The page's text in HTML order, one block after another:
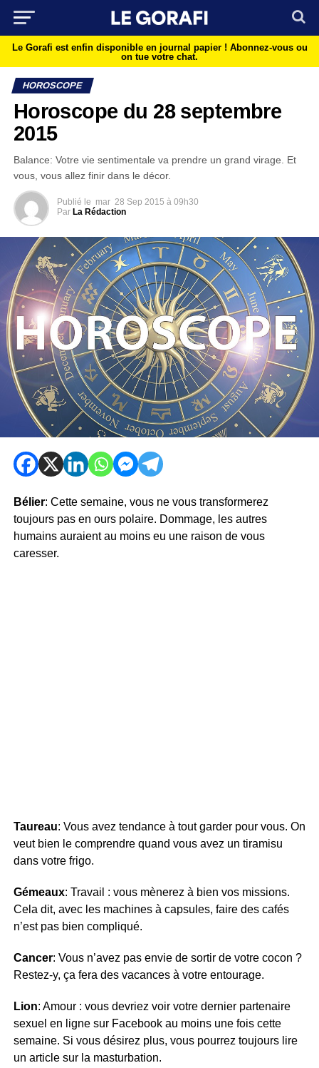
Le Gorafi est enfin disponible en journal papier ! Abonnez-vous ou
on tue votre chat.
HOROSCOPE
Horoscope du 28 septembre
2015
Balance: Votre vie sentimentale va prendre un grand virage. Et
vous, vous allez finir dans le décor.
Publié le mar 28 Sep 2015 à 09h30
Par La Rédaction
Bélier: Cette semaine, vous ne vous transformerez
toujours pas en ours polaire. Dommage, les autres
humains auraient au moins eu une raison de vous
caresser.
Taureau: Vous avez tendance à tout garder pour vous. On
veut bien le comprendre quand vous avez un tiramisu
dans votre frigo.
Gémeaux: Travail : vous mènerez à bien vos missions.
Cela dit, avec les machines à capsules, faire des cafés
n’est pas bien compliqué.
Cancer: Vous n’avez pas envie de sortir de votre cocon ?
Restez-y, ça fera des vacances à votre entourage.
Lion: Amour : vous devriez voir votre dernier partenaire
sexuel en ligne sur Facebook au moins une fois cette
semaine. Si vous désirez plus, vous pourrez toujours lire
un article sur la masturbation.